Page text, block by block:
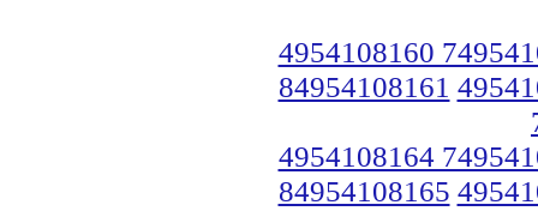
4954108160
84954108161
4954108164
84954108165